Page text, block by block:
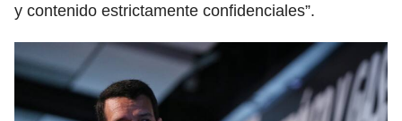
y contenido estrictamente confidenciales”.